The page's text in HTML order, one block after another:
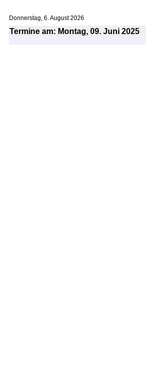
Donnerstag, 6. August 2026
Termine am: Montag, 09. Juni 2025